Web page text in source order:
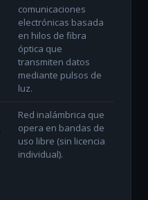
comunicaciones
electrónicas basada
en hilos de fibra
óptica que
transmiten datos
mediante pulsos de
luz.
Red inalámbrica que
opera en bandas de
uso libre (sin licencia
individual).